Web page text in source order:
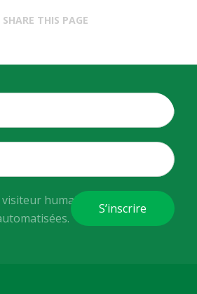
SHARE THIS PAGE
humain ou non afin